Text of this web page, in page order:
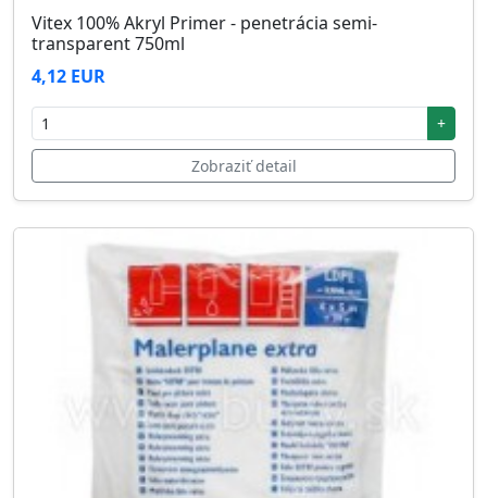
Vitex 100% Akryl Primer - penetrácia semi-
transparent 750ml
4,12 EUR
+
Zobraziť detail